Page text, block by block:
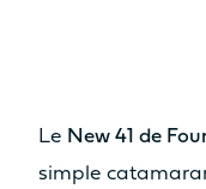
Le New 41 de
simple